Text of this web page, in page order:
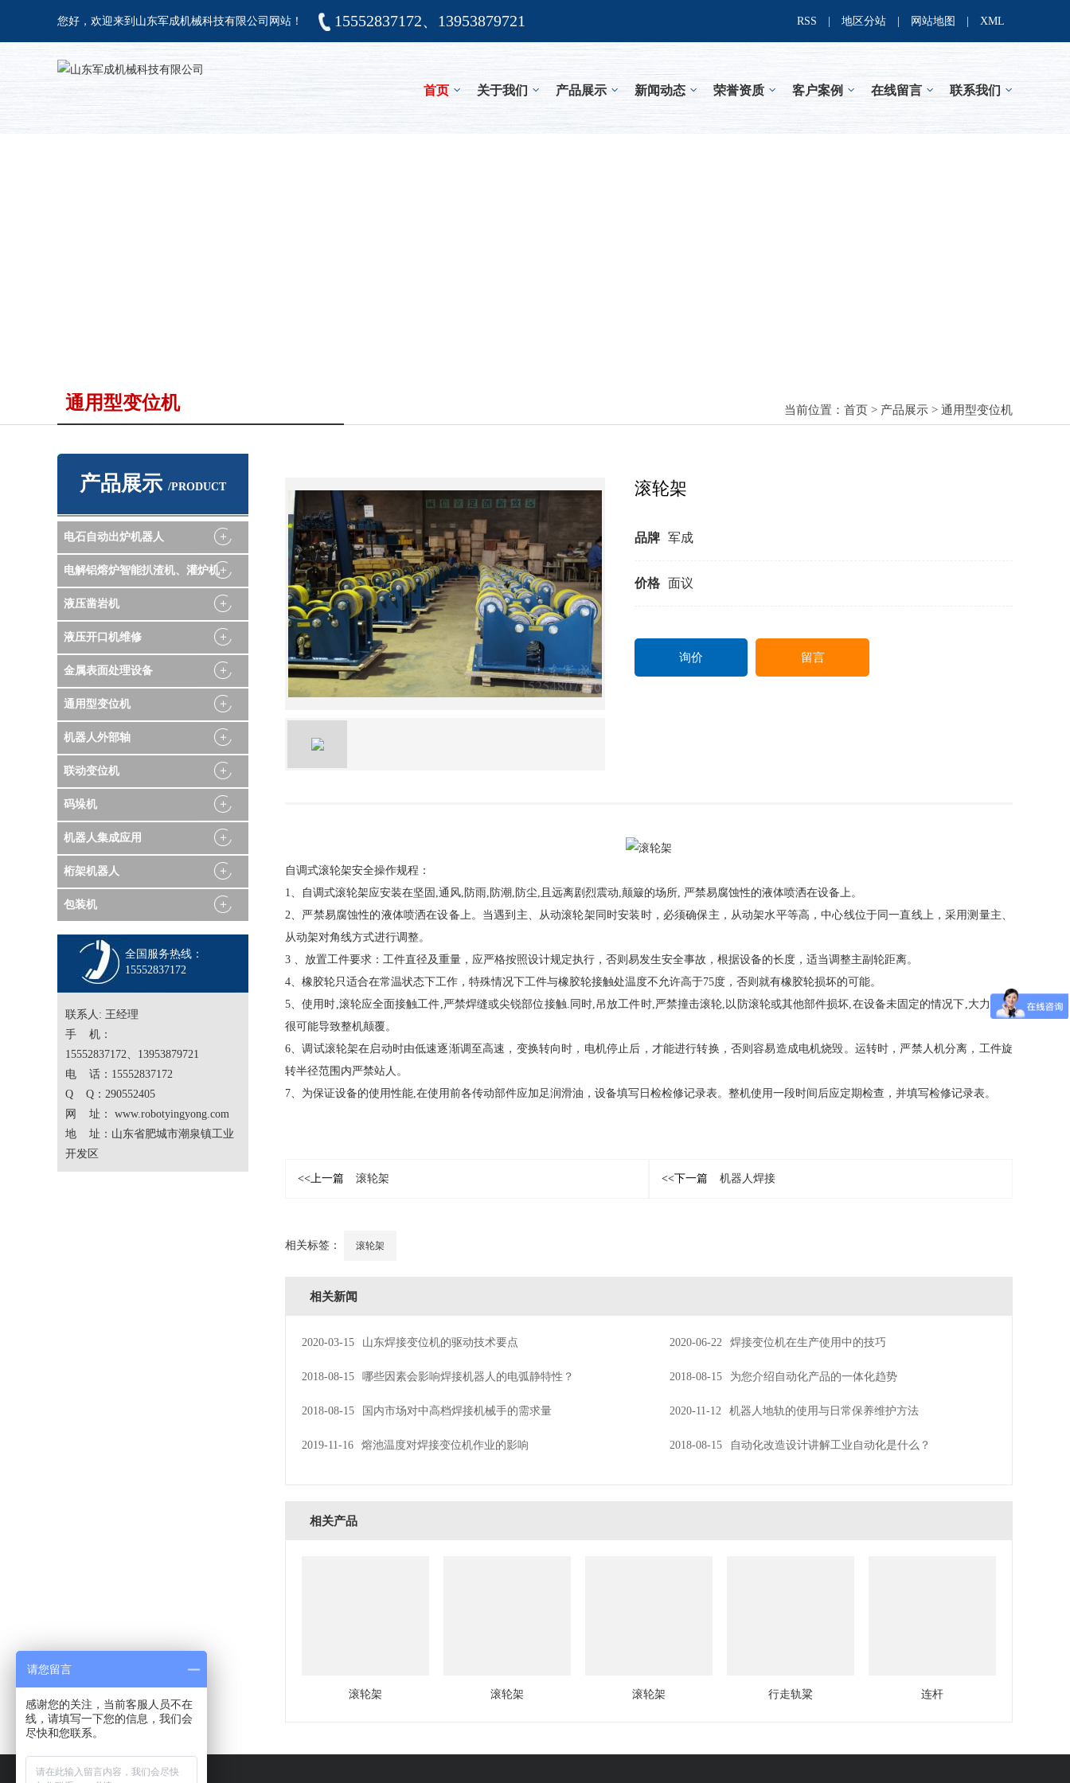
您好，欢迎来到山东军成机械科技有限公司网站！ 15552837172、13953879721 RSS 地区分站 网站地图 XML
首页 关于我们 产品展示 新闻动态 荣誉资质 客户案例 在线留言 联系我们
当前位置： 首页 > 产品展示 > 通用型变位机
通用型变位机
产品展示 /PRODUCT
电石自动出炉机器人
电解铝熔炉智能扒渣机、灌炉机
液压凿岩机
液压开口机维修
金属表面处理设备
通用型变位机
机器人外部轴
联动变位机
码垛机
机器人集成应用
桁架机器人
包装机
全国服务热线：
15552837172
联系人: 王经理
手 机：
15552837172、13953879721
电 话：15552837172
Q Q：290552405
网 址： www.robotyingyong.com
地 址：山东省肥城市潮泉镇工业
开发区
滚轮架
品牌 军成
价格 面议
询价 留言
自调式滚轮架安全操作规程：
1、自调式滚轮架应安装在坚固,通风,防雨,防潮,防尘,且远离剧烈震动,颠簸的场所, 严禁易腐蚀性的液体喷洒在设备上。
2、严禁易腐蚀性的液体喷洒在设备上。当遇到主、从动滚轮架同时安装时，必须确保主，从动架水平等高，中心线位于同一直线上，采用测量主、
从动架对角线方式进行调整。
3 、放置工件要求：工件直径及重量，应严格按照设计规定执行，否则易发生安全事故，根据设备的长度，适当调整主副轮距离。
4、橡胶轮只适合在常温状态下工作，特殊情况下工件与橡胶轮接触处温度不允许高于75度，否则就有橡胶轮损坏的可能。
5、使用时,滚轮应全面接触工件,严禁焊缝或尖锐部位接触.同时,吊放工件时,严禁撞击滚轮,以防滚轮或其他部件损坏,在设备未固定的情况下,大力撞击
很可能导致整机颠覆。
6、调试滚轮架在启动时由低速逐渐调至高速，变换转向时，电机停止后，才能进行转换，否则容易造成电机烧毁。运转时，严禁人机分离，工件旋
转半径范围内严禁站人。
7、为保证设备的使用性能,在使用前各传动部件应加足润滑油，设备填写日检检修记录表。整机使用一段时间后应定期检查，并填写检修记录表。
<<上一篇 滚轮架 <<下一篇 机器人焊接
相关标签： 滚轮架
相关新闻
2020-03-15 山东焊接变位机的驱动技术要点 2020-06-22 焊接变位机在生产使用中的技巧
2018-08-15 哪些因素会影响焊接机器人的电弧静特性？ 2018-08-15 为您介绍自动化产品的一体化趋势
2018-08-15 国内市场对中高档焊接机械手的需求量 2020-11-12 机器人地轨的使用与日常保养维护方法
2019-11-16 熔池温度对焊接变位机作业的影响 2018-08-15 自动化改造设计讲解工业自动化是什么？
相关产品
滚轮架 滚轮架 滚轮架 行走轨粱 连杆
请您留言
感谢您的关注，当前客服人员不在
线，请填写一下您的信息，我们会
尽快和您联系。